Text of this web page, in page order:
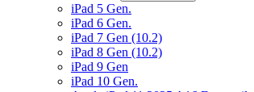
iPad 5 Gen.
iPad 6 Gen.
iPad 7 Gen (10.2)
iPad 8 Gen (10.2)
iPad 9 Gen
iPad 10 Gen.